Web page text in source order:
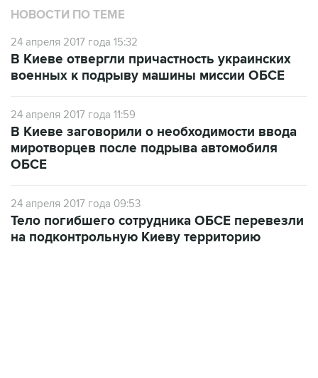
24 апреля 2017 года 15:32
военных к подрыву машины миссии ОБСЕ
24 апреля 2017 года 11:59
миротворцев после подрыва автомобиля
ОБСЕ
на подконтрольную Киеву территорию